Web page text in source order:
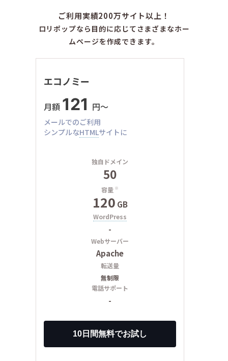
ご利用実績200万サイト以上！
ロリポップなら目的に応じてさまざまなホー
ムページを作成できます。
エコノミー
月額 121 円〜
メールでのご利用
シンプルなHTMLサイトに
独自ドメイン
50
容量 ※
120 GB
WordPress
-
Webサーバー
Apache
転送量
無制限
電話サポート
-